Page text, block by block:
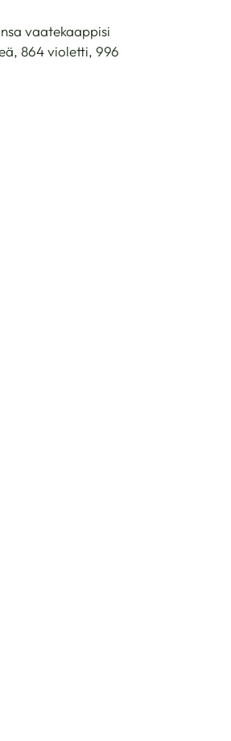
vaatekaappisi
864 violetti, 996